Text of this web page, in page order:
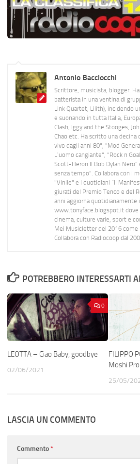
Antonio Bacciocchi
Scrittore, musicista, blogger.
batterista in una ventina di
Link Quartet, Lilith), incidendo
e suonando in tutta Italia,
Clash, Iggy and the Stooges,
Chao etc. Ha scritto una decina
vivo dagli anni 80", "Mod
L’uomo cangiante", "Rock n
Scott-Heron Il Bob Dylan Nero"
senza tempo". Collabora con i
"Vinile" e i quotidiani “Il
giurati del Premio Tenco e del
anni aggiorna quotidianamente
www.tonyface.blogspot.it dove
cinema, culture varie, sport e
Mei Musicletter del 2016 come
Collabora con Radiocoop dal
POTREBBERO INTERESSARTI
0
LEOTTA – Ciao Baby, goodbye
02/06/2021
FILIPPO
Moshi
25/05/
LASCIA UN COMMENTO
Commento*